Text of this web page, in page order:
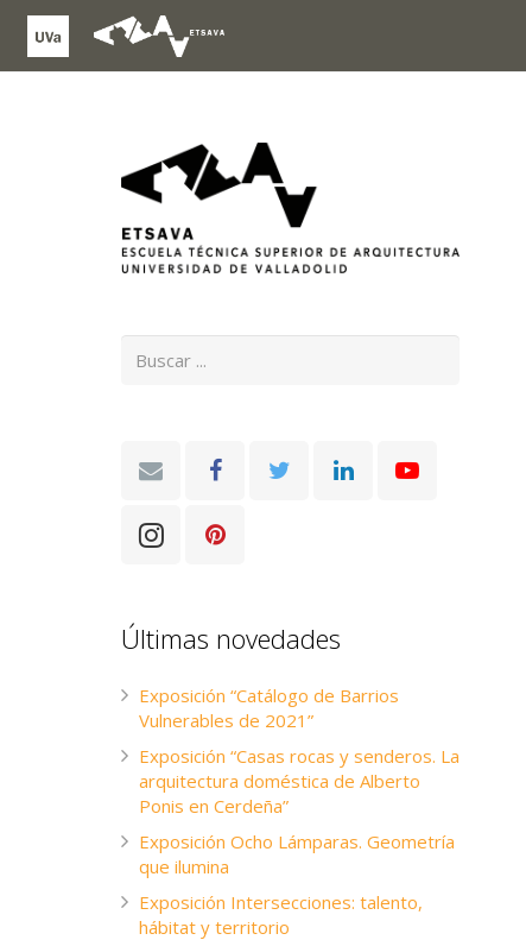
Últimas novedades
Exposición “Catálogo de Barrios
Vulnerables de 2021”
Exposición “Casas rocas y senderos. La
arquitectura doméstica de Alberto
Ponis en Cerdeña”
Exposición Ocho Lámparas. Geometría
que ilumina
Exposición Intersecciones: talento,
hábitat y territorio